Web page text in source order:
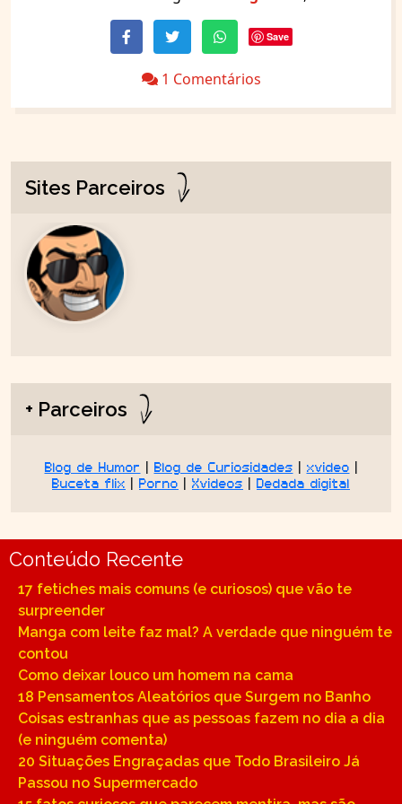
Save
1 Comentários
Sites Parceiros
+ Parceiros
Blog de Humor | Blog de Curiosidades | xvideo |
Buceta flix | Porno | Xvideos | Dedada digital
Conteúdo Recente
17 fetiches mais comuns (e curiosos) que vão te
surpreender
Manga com leite faz mal? A verdade que ninguém te
contou
Como deixar louco um homem na cama
18 Pensamentos Aleatórios que Surgem no Banho
Coisas estranhas que as pessoas fazem no dia a dia
(e ninguém comenta)
20 Situações Engraçadas que Todo Brasileiro Já
Passou no Supermercado